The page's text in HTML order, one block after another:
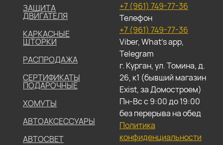
ЗАЩИТА
ДВИГАТЕЛЯ
КАРКАСНЫЕ
ШТОРКИ
РАСПРОДАЖА
СЕРТИФИКАТЫ
ПОДАРОЧНЫЕ
ХОМУТЫ
АВТОАКСЕССУАРЫ
АВТОСВЕТ
+7 (961) 749-77-36
Телефон
+7 (961) 749-77-36
Viber, What's app,
Telegram
г. Курган, ул. Томина, д.
26, к1 (бывший магазин
Exist, за Домостроем)
Пн-Вс с 9:00 до 19:00
без перерыва на обед
Политика
конфиденциальности